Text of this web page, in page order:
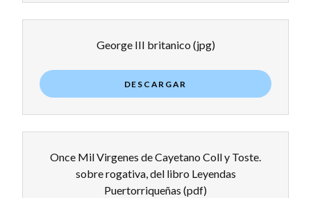
George III britanico (jpg)
DESCARGAR
Once Mil Virgenes de Cayetano Coll y Toste.
sobre rogativa, del libro Leyendas
Puertorriqueñas (pdf)